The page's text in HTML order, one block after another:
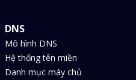
DNS
Mô hình DNS
Hệ thống tên miền
Danh mục máy chủ